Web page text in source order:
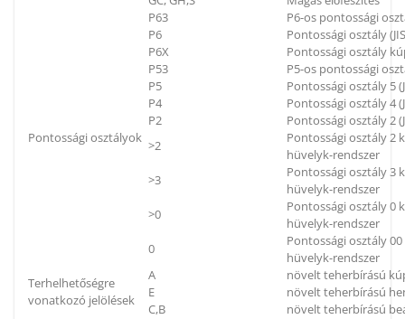
Pontossági osztályok
P63
P6-os pontossági
P6
Pontossági osztály
P6X
Pontossági osztály
P53
P5-os pontossági
P5
Pontossági osztály 5
P4
Pontossági osztály 4
P2
Pontossági osztály 2
>2
Pontossági osztály 2
hüvelyk-rendszer
>3
Pontossági osztály 3
hüvelyk-rendszer
>0
Pontossági osztály 0
hüvelyk-rendszer
0
Pontossági osztály
hüvelyk-rendszer
Terhelhetőségre
vonatkozó jelölések
A
növelt teherbírású
E
növelt teherbírású
C,B
növelt teherbírású